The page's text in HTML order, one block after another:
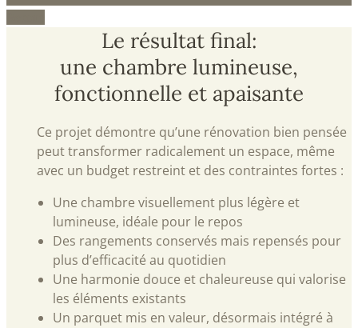
Le résultat final:
une chambre lumineuse,
fonctionnelle et apaisante
Ce projet démontre qu’une rénovation bien pensée
peut transformer radicalement un espace, même
avec un budget restreint et des contraintes fortes :
Une chambre visuellement plus légère et
lumineuse, idéale pour le repos
Des rangements conservés mais repensés pour
plus d’efficacité au quotidien
Une harmonie douce et chaleureuse qui valorise
les éléments existants
Un parquet mis en valeur, désormais intégré à